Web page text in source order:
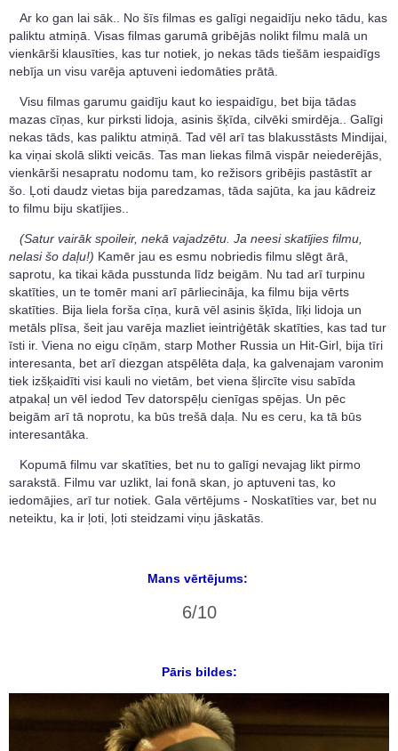
Ar ko gan lai sāk.. No šīs filmas es galīgi negaidīju neko tādu, kas
paliktu atmiņā. Visas filmas garumā gribējās nolikt filmu malā un
vienkārši klausīties, kas tur notiek, jo nekas tāds tiešām iespaidīgs
nebīja un visu varēja aptuveni iedomāties prātā.
Visu filmas garumu gaidīju kaut ko iespaidīgu, bet bija tādas
mazas cīņas, kur pirksti lidoja, asinis šķīda, cilvēki smirdēja.. Galīgi
nekas tāds, kas paliktu atmiņā. Tad vēl arī tas blakusstāsts Mindijai,
ka viņai skolā slikti veicās. Tas man liekas filmā vispār neiederējās,
vienkārši nesapratu nodomu tam, ko režisors gribējis pastāstīt ar
šo. Ļoti daudz vietas bija paredzamas, tāda sajūta, ka jau kādreiz
to filmu biju skatījies..
(Satur vairāk spoileir, nekā vajadzētu. Ja neesi skatījies filmu,
nelasi šo daļu!) Kamēr jau es esmu nobriedis filmu slēgt ārā,
saprotu, ka tikai kāda pusstunda līdz beigām. Nu tad arī turpinu
skatīties, un te tomēr mani arī pārliecināja, ka filmu bija vērts
skatīties. Bija liela forša cīņa, kurā vēl asinis šķīda, līķi lidoja un
metāls plīsa, šeit jau varēja mazliet ieintriģētāk skatīties, kas tad tur
īsti ir. Viena no eigu cīņām, starp Mother Russia un Hit-Girl, bija tīri
interesanta, bet arī diezgan atspēlēta daļa, ka galvenajam varonim
tiek izšķaidīti visi kauli no vietām, bet viena šļircīte visu sabīda
atpakaļ un vēl iedod Tev datorspēļu cienīgas spējas. Un pēc
beigām arī tā noprotu, ka būs trešā daļa. Nu es ceru, ka tā būs
interesantāka.
Kopumā filmu var skatīties, bet nu to galīgi nevajag likt pirmo
sarakstā. Filmu var uzlikt, lai fonā skan, jo aptuveni tas, ko
iedomājies, arī tur notiek. Gala vērtējums - Noskatīties var, bet nu
neteiktu, ka ir ļoti, ļoti steidzami viņu jāskatās.
Mans vērtējums:
6/10
Pāris bildes: